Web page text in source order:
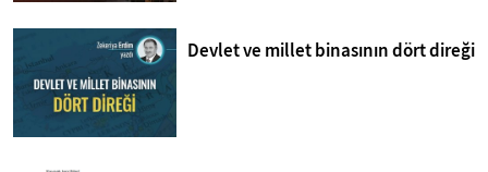
Devlet ve millet binasının dört direği